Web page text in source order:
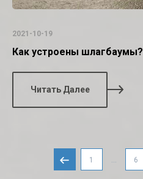
2021-10-19
Как устроены шлагбаумы?
Читать Далее
1 6